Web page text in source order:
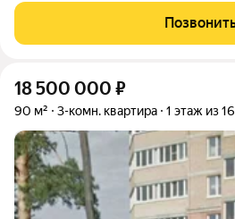
материалов и продуманной
нейтральных тонов, что создает
18 500 000 ₽
90 м² 3-комн. квартира 1 этаж из 16